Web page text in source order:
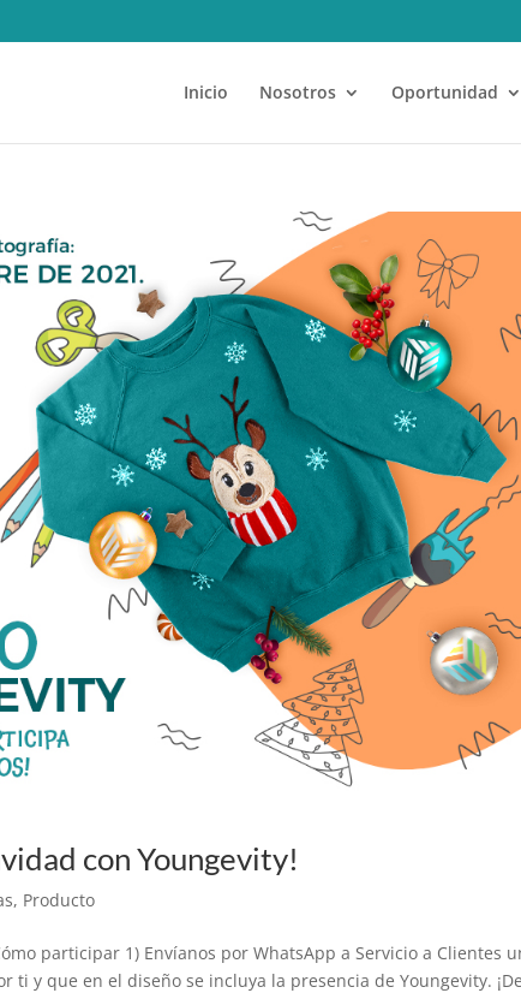
Inicio Nosotros Oportunidad
con Youngevity!
, Producto
participar 1) Envíanos por WhatsApp a Servicio a Clientes
y que en el diseño se incluya la presencia de Youngevity.